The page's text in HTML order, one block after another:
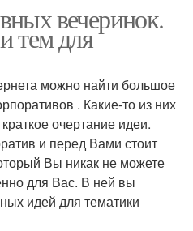
вечеринок.
тем для
можно найти большое
. Какие-то из них
очертание идеи.
и перед Вами стоит
Вы никак не можете
для Вас. В ней вы
идей для тематики